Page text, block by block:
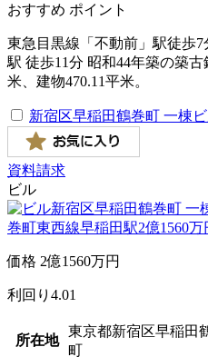
おすすめ ポイント
東急目黒線「不動前」駅徒歩7
駅 徒歩11分 昭和44年築の築
米、建物470.11平米。
新宿区早稲田鶴巻町 一棟
資料請求
ビル
価格 2億1560万円
利回り 4.01
所在地
東京都新宿区早稲田
町